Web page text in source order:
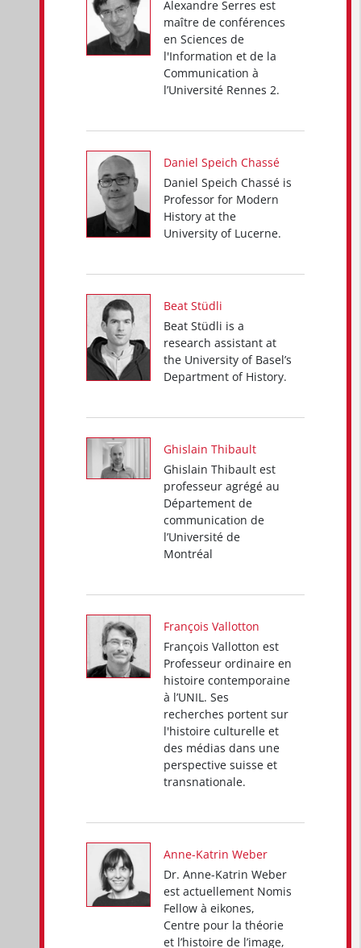
Alexandre Serres est
maître de conférences
en Sciences de
l'Information et de la
Communication à
l’Université Rennes 2.
Daniel Speich Chassé
Daniel Speich Chassé is
Professor for Modern
History at the
University of Lucerne.
Beat Stüdli
Beat Stüdli is a
research assistant at
the University of Basel’s
Department of History.
Ghislain Thibault
Ghislain Thibault est
professeur agrégé au
Département de
communication de
l’Université de
Montréal
François Vallotton
François Vallotton est
Professeur ordinaire en
histoire contemporaine
à l’UNIL. Ses
recherches portent sur
l'histoire culturelle et
des médias dans une
perspective suisse et
transnationale.
Anne-Katrin Weber
Dr. Anne-Katrin Weber
est actuellement Nomis
Fellow à eikones,
Centre pour la théorie
et l’histoire de l’image,